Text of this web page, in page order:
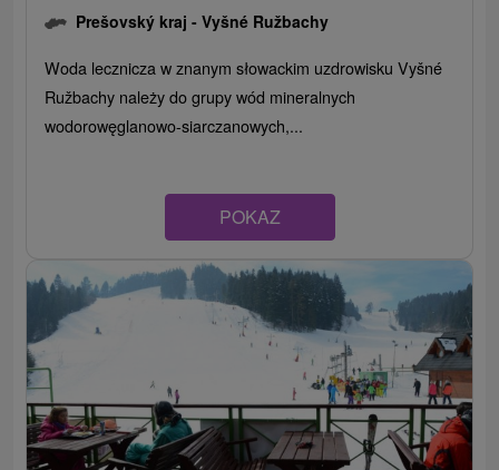
Prešovský kraj -Vyšné Ružbachy
Woda lecznicza w znanym słowackim uzdrowisku Vyšné
Ružbachy należy do grupy wód mineralnych
wodorowęglanowo-siarczanowych,...
POKAZ